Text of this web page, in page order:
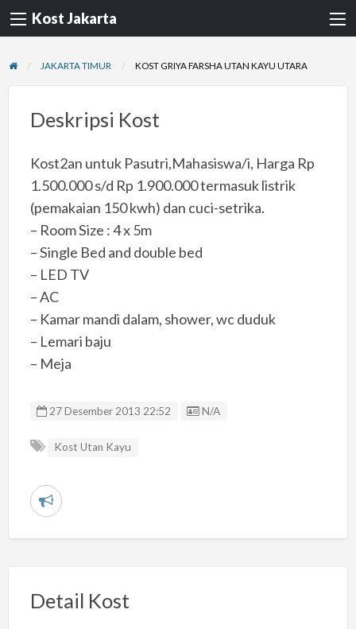
Kost Jakarta
JAKARTA TIMUR KOST GRIYA FARSHA UTAN KAYU UTARA
Deskripsi Kost
Kost2an untuk Pasutri,Mahasiswa/i, Harga Rp
1.500.000 s/d Rp 1.900.000 termasuk listrik
(pemakaian 150 kwh) dan cuci-setrika.
– Room Size : 4 x 5m
– Single Bed and double bed
– LED TV
– AC
– Kamar mandi dalam, shower, wc duduk
– Lemari baju
– Meja
27 Desember 2013 22:52 Listing ID
N/A
Kost Utan Kayu
L
r
Detail Kost